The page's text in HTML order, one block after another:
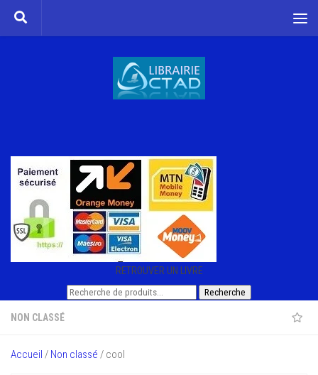
Skip to content
RETROUVER UN LIVRE
Recherche
Recherche
NON CLASSÉ
Accueil / Non classé / cool